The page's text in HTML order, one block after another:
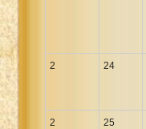
2 24
2 25